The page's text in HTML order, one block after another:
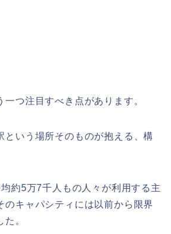
つ注目すべき点があります。
という場所そのものが抱える、構
約5万7千人もの人々が利用する主
のキャパシティには以前から限界
。